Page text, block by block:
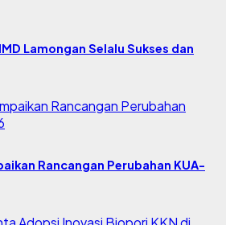
Lamongan Selalu Sukses dan
Rancangan Perubahan KUA-